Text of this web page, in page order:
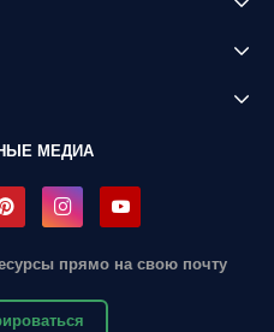
МЕДИА
прямо на свою почту